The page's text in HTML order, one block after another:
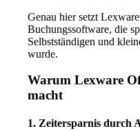
Genau hier setzt
Buchungssoftware, die
Selbstständigen und
wurde.
Warum Lexware
macht
1. Zeitersparnis durch